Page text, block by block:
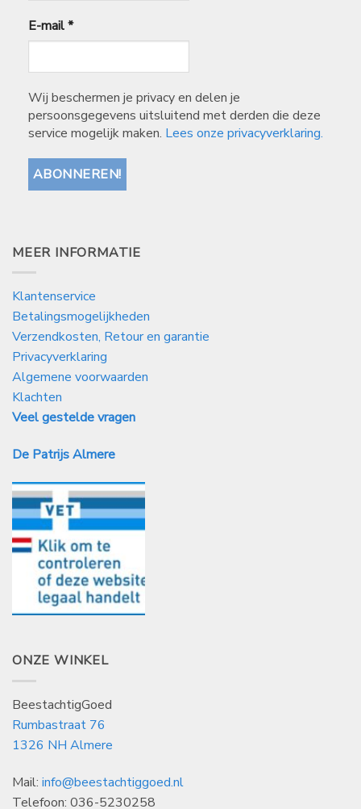
E-mail*
Wij beschermen je privacy en delen je
persoonsgegevens uitsluitend met derden die deze
service mogelijk maken. Lees onze privacyverklaring.
MEER INFORMATIE
Klantenservice
Betalingsmogelijkheden
Verzendkosten, Retour en garantie
Privacyverklaring
Algemene voorwaarden
Klachten
Veel gestelde vragen
De Patrijs Almere
ONZE WINKEL
BeestachtigGoed
Rumbastraat 76
1326 NH Almere
Mail: info@beestachtiggoed.nl
Telefoon: 036-5230258